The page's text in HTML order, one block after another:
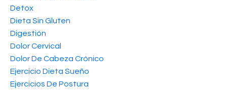
Detox
Dieta Sin Gluten
Digestión
Dolor Cervical
Dolor De Cabeza Crónico
Ejercicio Dieta Sueño
Ejercicios De Postura